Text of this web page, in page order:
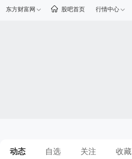
东方财富网 股吧首页 行情中心
动态 自选 关注 收藏